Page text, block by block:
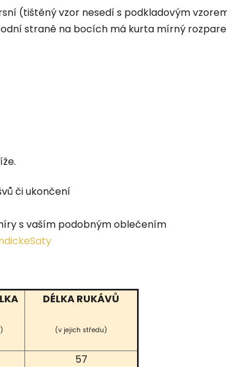
(tištěný vzor nesedí s podkladovým
straně na bocích má kurta mírný
či ukončení
s vaším podobným oblečením
DÉLKA RUKÁVŮ
(v jejich středu)
57